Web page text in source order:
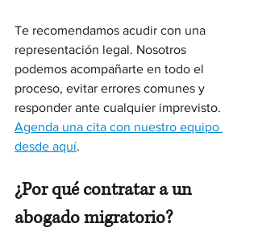
Te recomendamos acudir con una
representación legal. Nosotros
podemos acompañarte en todo el
proceso, evitar errores comunes y
responder ante cualquier imprevisto.
Agenda una cita con nuestro equipo
desde aquí.
¿Por qué contratar a un
abogado migratorio?